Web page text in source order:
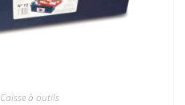
Caisse à outils